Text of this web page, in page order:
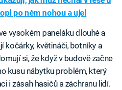
po něm nohou a ujel
vysokém paneláku dlouhé a
kočárky, květináči, botníky a
si, že když v budově začne
kusu nábytku problém, který
i zásah hasičů a záchranu lidí.